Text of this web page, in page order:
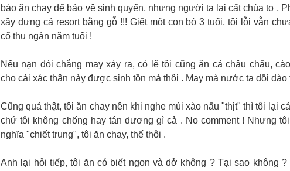
bảo ăn chay để bảo vệ sinh quyển, nhưng người ta lại cất chùa to ,
xây dựng cả resort bằng gỗ !!! Giết một con bò 3 tuối, tội lỗi vẫn
cổ thụ ngàn năm tuổi !
Nếu nạn đói chẳng may xảy ra, có lẽ tôi cũng ăn cả châu chấu,
cho cái xác thân này được sinh tồn mà thôi . May mà nước ta dồi dào
Cũng quả thật, tôi ăn chay nên khi nghe mùi xào nấu "thịt" thì tôi lại
chứ tôi không chống hay tán dương gì cả . No comment ! Nhưng
nghĩa "chiết trung", tôi ăn chay, thế thôi .
Anh lại hỏi tiếp, tôi ăn có biết ngon và dở không ? Tại sao không